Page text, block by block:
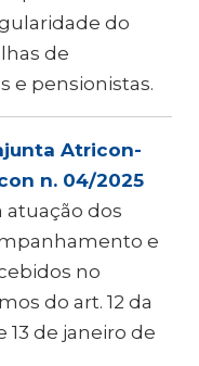
do
de
e pensionistas.
Atricon-
n. 04/2025
atuação dos
e
no
do art. 12 da
13 de janeiro de